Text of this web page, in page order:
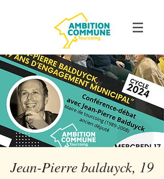
Jean-Pierre balduyck, 19